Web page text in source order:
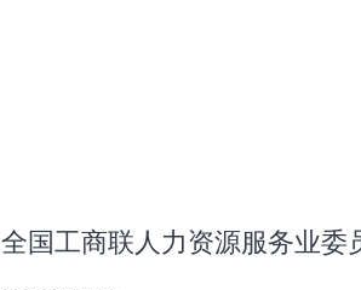
全国工商联人力资源服务业委